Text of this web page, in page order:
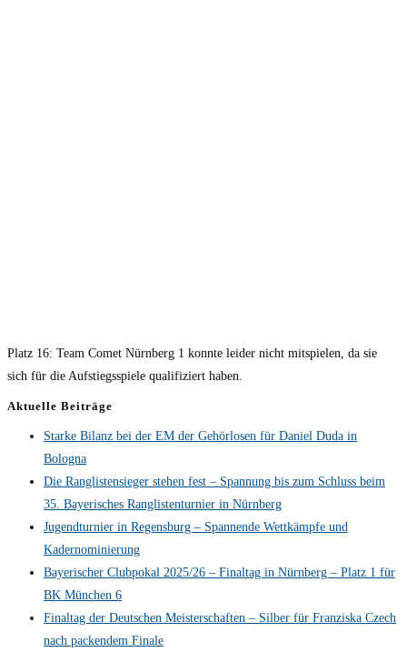
Platz 16: Team Comet Nürnberg 1 konnte leider nicht mitspielen, da sie
sich für die Aufstiegsspiele qualifiziert haben.
Aktuelle Beiträge
Starke Bilanz bei der EM der Gehörlosen für Daniel Duda in
Bologna
Die Ranglistensieger stehen fest – Spannung bis zum Schluss beim
35. Bayerisches Ranglistenturnier in Nürnberg
Jugendturnier in Regensburg – Spannende Wettkämpfe und
Kadernominierung
Bayerischer Clubpokal 2025/26 – Finaltag in Nürnberg – Platz 1 für
BK München 6
Finaltag der Deutschen Meisterschaften – Silber für Franziska Czech
nach packendem Finale